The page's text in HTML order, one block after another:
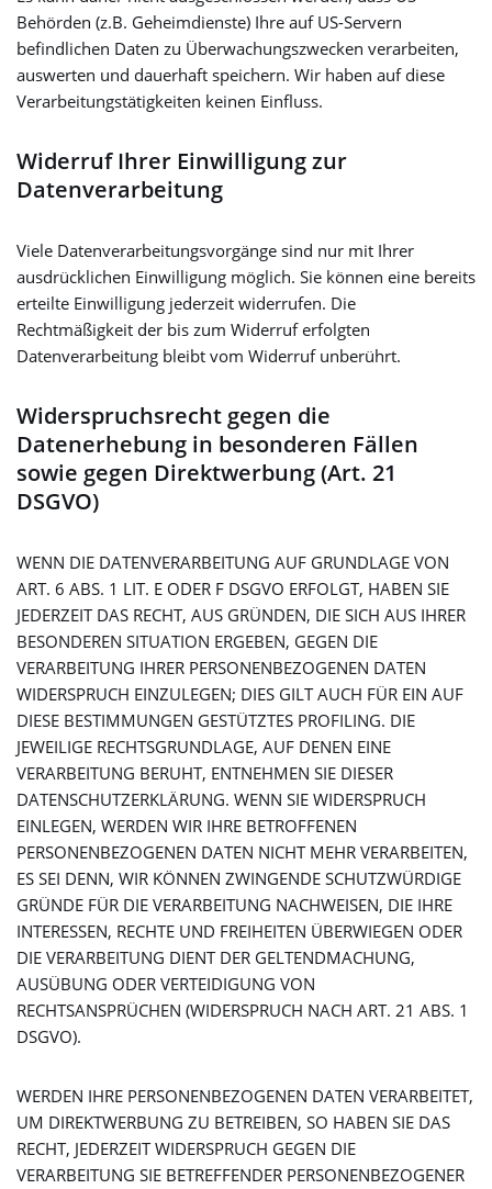
Behörden (z.B. Geheimdienste) Ihre auf US-Servern
befindlichen Daten zu Überwachungszwecken verarbeiten,
auswerten und dauerhaft speichern. Wir haben auf diese
Verarbeitungstätigkeiten keinen Einfluss.
Widerruf Ihrer Einwilligung zur
Datenverarbeitung
Viele Datenverarbeitungsvorgänge sind nur mit Ihrer
ausdrücklichen Einwilligung möglich. Sie können eine bereits
erteilte Einwilligung jederzeit widerrufen. Die
Rechtmäßigkeit der bis zum Widerruf erfolgten
Datenverarbeitung bleibt vom Widerruf unberührt.
Widerspruchsrecht gegen die
Datenerhebung in besonderen Fällen
sowie gegen Direktwerbung (Art. 21
DSGVO)
WENN DIE DATENVERARBEITUNG AUF GRUNDLAGE VON
ART. 6 ABS. 1 LIT. E ODER F DSGVO ERFOLGT, HABEN SIE
JEDERZEIT DAS RECHT, AUS GRÜNDEN, DIE SICH AUS IHRER
BESONDEREN SITUATION ERGEBEN, GEGEN DIE
VERARBEITUNG IHRER PERSONENBEZOGENEN DATEN
WIDERSPRUCH EINZULEGEN; DIES GILT AUCH FÜR EIN AUF
DIESE BESTIMMUNGEN GESTÜTZTES PROFILING. DIE
JEWEILIGE RECHTSGRUNDLAGE, AUF DENEN EINE
VERARBEITUNG BERUHT, ENTNEHMEN SIE DIESER
DATENSCHUTZERKLÄRUNG. WENN SIE WIDERSPRUCH
EINLEGEN, WERDEN WIR IHRE BETROFFENEN
PERSONENBEZOGENEN DATEN NICHT MEHR VERARBEITEN,
ES SEI DENN, WIR KÖNNEN ZWINGENDE SCHUTZWÜRDIGE
GRÜNDE FÜR DIE VERARBEITUNG NACHWEISEN, DIE IHRE
INTERESSEN, RECHTE UND FREIHEITEN ÜBERWIEGEN ODER
DIE VERARBEITUNG DIENT DER GELTENDMACHUNG,
AUSÜBUNG ODER VERTEIDIGUNG VON
RECHTSANSPRÜCHEN (WIDERSPRUCH NACH ART. 21 ABS. 1
DSGVO).
WERDEN IHRE PERSONENBEZOGENEN DATEN VERARBEITET,
UM DIREKTWERBUNG ZU BETREIBEN, SO HABEN SIE DAS
RECHT, JEDERZEIT WIDERSPRUCH GEGEN DIE
VERARBEITUNG SIE BETREFFENDER PERSONENBEZOGENER